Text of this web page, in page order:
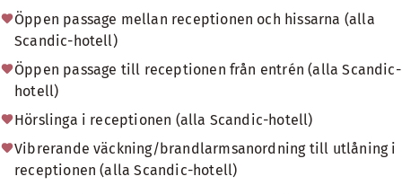
Öppen passage mellan receptionen och hissarna (alla
Scandic-hotell)
Öppen passage till receptionen från entrén (alla Scandic-
hotell)
Hörslinga i receptionen (alla Scandic-hotell)
Vibrerande väckning/brandlarmsanordning till utlåning i
receptionen (alla Scandic-hotell)